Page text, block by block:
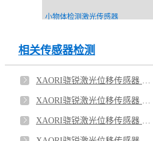
小物体检测激光传感器
相关传感器检测